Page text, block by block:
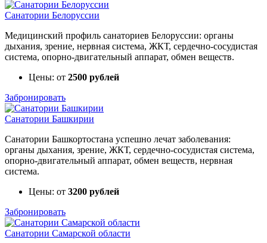
Санатории Белоруссии
Медицинский профиль санаториев Белоруссии: органы
дыхания, зрение, нервная система, ЖКТ, сердечно-сосудистая
система, опорно-двигательный аппарат, обмен веществ.
Цены: от 2500 рублей
Забронировать
Санатории Башкирии
Санатории Башкортостана успешно лечат заболевания:
органы дыхания, зрение, ЖКТ, сердечно-сосудистая система,
опорно-двигательный аппарат, обмен веществ, нервная
система.
Цены: от 3200 рублей
Забронировать
Санатории Самарской области